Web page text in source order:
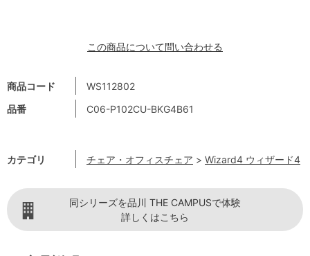
商品コード
WS112802
品番
C06-P102CU-BKG4B61
カテゴリ チェア・オフィスチェア > Wizard4 ウィザード4
この商品について問い合わせる
同シリーズを品川 THE CAMPUSで体験
詳しくはこちら